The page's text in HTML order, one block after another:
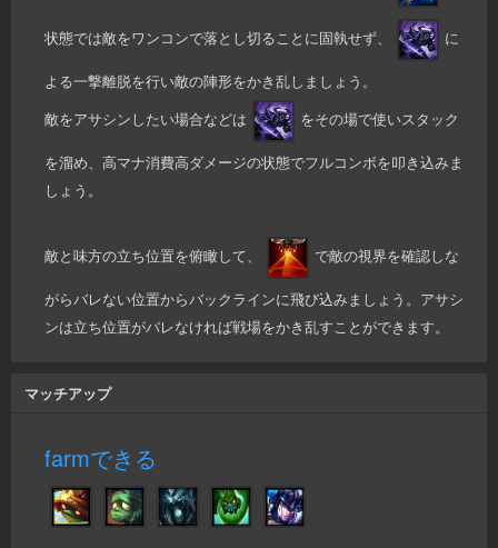
状態では敵をワンコンで落とし切ることに固執せず、 に
よる一撃離脱を行い敵の陣形をかき乱しましょう。
敵をアサシンしたい場合などは
をその場で使いスタック
を溜め、高マナ消費高ダメージの状態でフルコンボを叩き込みま
しょう。
敵と味方の立ち位置を俯瞰して、 で敵の視界を確認しな
がらバレない位置からバックラインに飛び込みましょう。アサシ
ンは立ち位置がバレなければ戦場をかき乱すことができます。
マッチアップ
farmできる